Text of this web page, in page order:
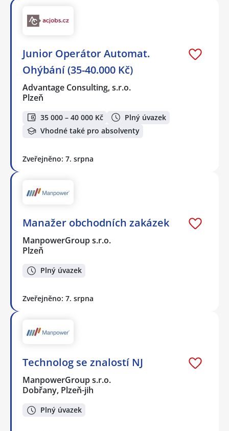
Junior Operátor Automat.
Ohýbání (35-40.000 Kč)
Advantage Consulting, s.r.o.
Plzeň
35 000 – 40 000 Kč
Plný úvazek
Vhodné také pro absolventy
Zveřejněno: 7. srpna
Manažer obchodních zakázek
ManpowerGroup s.r.o.
Plzeň
Plný úvazek
Zveřejněno: 7. srpna
Technolog se znalostí NJ
ManpowerGroup s.r.o.
Dobřany, Plzeň-jih
Plný úvazek